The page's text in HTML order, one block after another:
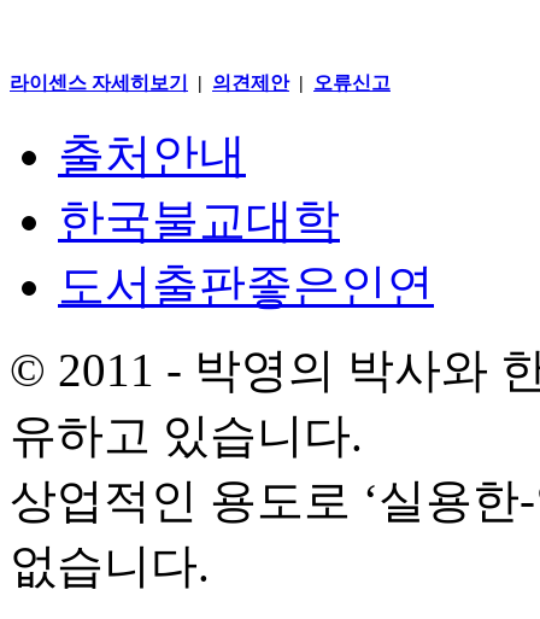
라이센스 자세히보기 | 의견제안| 오류신고
출처안내
한국불교대학
도서출판좋은인연
© 2011 - 박영의 박사와
유하고 있습니다.
상업적인 용도로 ‘실용
없습니다.